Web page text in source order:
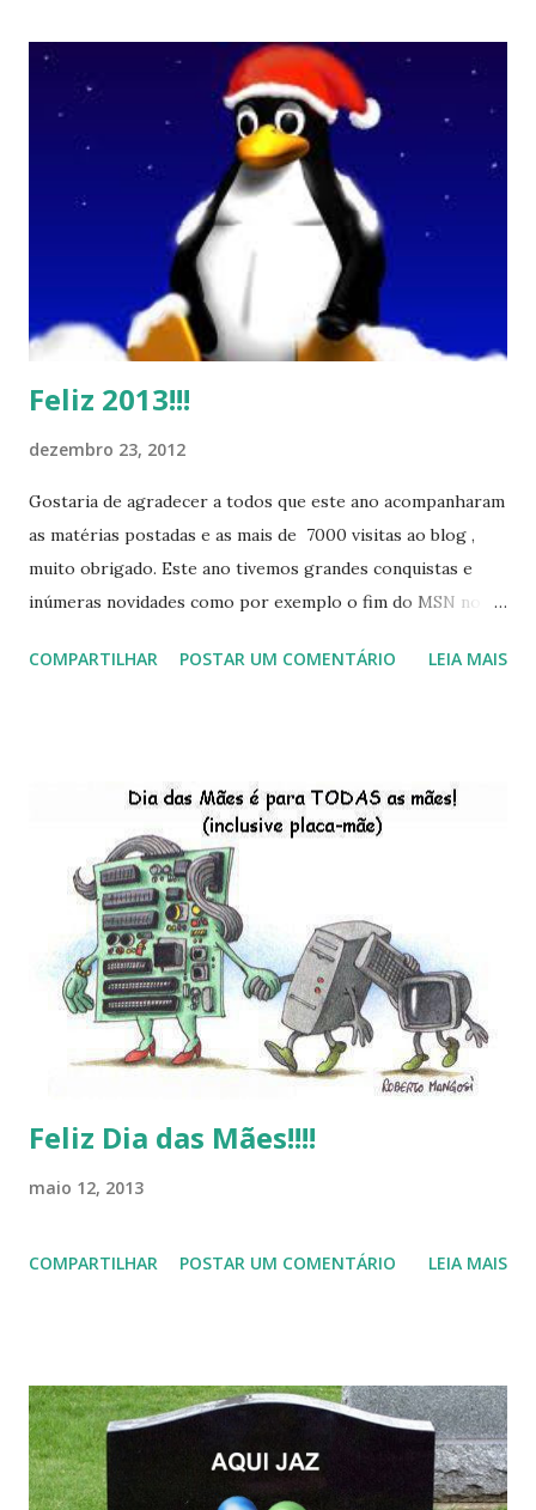
Feliz 2013!!!
dezembro 23, 2012
Gostaria de agradecer a todos que este ano acompanharam
as matérias postadas e as mais de 7000 visitas ao blog ,
muito obrigado. Este ano tivemos grandes conquistas e
inúmeras novidades como por exemplo o fim do MSN no
do Kaiana que será lançada em 2013, distro nacional , a
do LibreOffice , o IX Latinoware, a Microsoft boicotando o
Linux (como sempre), o lançamento do Windows 8 e a sua
baixa taxa de adesão pelos usuários, entre out ros. Gostaria
de desejar a todos Boas Festas e que em 2013 possamos
estar juntos novamente. Feliz Natal!!!! F eli z 2013 a todos!!!
COMPARTILHAR POSTAR UM COMENTÁRIO LEIA MAIS
Feliz Dia das Mães!!!!
maio 12, 2013
COMPARTILHAR POSTAR UM COMENTÁRIO LEIA MAIS